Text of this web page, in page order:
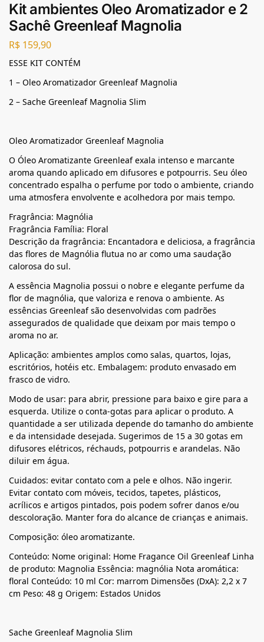
Kit ambientes Oleo Aromatizador e 2
Sachê Greenleaf Magnolia
R$ 159,90
ESSE KIT CONTÉM
1 – Oleo Aromatizador Greenleaf Magnolia
2 – Sache Greenleaf Magnolia Slim
Oleo Aromatizador Greenleaf Magnolia
O Óleo Aromatizante Greenleaf exala intenso e marcante
aroma quando aplicado em difusores e potpourris. Seu óleo
concentrado espalha o perfume por todo o ambiente, criando
uma atmosfera envolvente e acolhedora por mais tempo.
Fragrância: Magnólia
Fragrância Família: Floral
Descrição da fragrância: Encantadora e deliciosa, a fragrância
das flores de Magnólia flutua no ar como uma saudação
calorosa do sul.
A essência Magnolia possui o nobre e elegante perfume da
flor de magnólia, que valoriza e renova o ambiente. As
essências Greenleaf são desenvolvidas com padrões
assegurados de qualidade que deixam por mais tempo o
aroma no ar.
Aplicação: ambientes amplos como salas, quartos, lojas,
escritórios, hotéis etc. Embalagem: produto envasado em
frasco de vidro.
Modo de usar: para abrir, pressione para baixo e gire para a
esquerda. Utilize o conta-gotas para aplicar o produto. A
quantidade a ser utilizada depende do tamanho do ambiente
e da intensidade desejada. Sugerimos de 15 a 30 gotas em
difusores elétricos, réchauds, potpourris e arandelas. Não
diluir em água.
Cuidados: evitar contato com a pele e olhos. Não ingerir.
Evitar contato com móveis, tecidos, tapetes, plásticos,
acrílicos e artigos pintados, pois podem sofrer danos e/ou
descoloração. Manter fora do alcance de crianças e animais.
Composição: óleo aromatizante.
Conteúdo: Nome original: Home Fragance Oil Greenleaf Linha
de produto: Magnolia Essência: magnólia Nota aromática:
floral Conteúdo: 10 ml Cor: marrom Dimensões (DxA): 2,2 x 7
cm Peso: 48 g Origem: Estados Unidos
Sache Greenleaf Magnolia Slim